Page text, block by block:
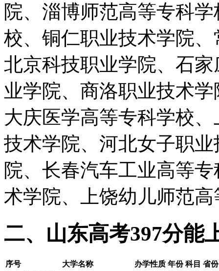
院、淄博师范高等专科
校、铜仁职业技术学院
北京科技职业学院、石
业学院、商洛职业技术
大庆医学高等专科学校
技术学院、河北女子职
院、长春汽车工业高等
术学院、上饶幼儿师范
二、山东高考397分能
序号 大学名称 办学性质 年份 科目 省份